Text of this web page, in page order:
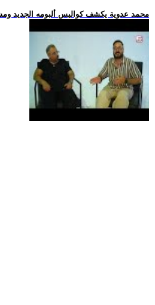
.. محمد عدوية يكشف كواليس ألبومه الجديد